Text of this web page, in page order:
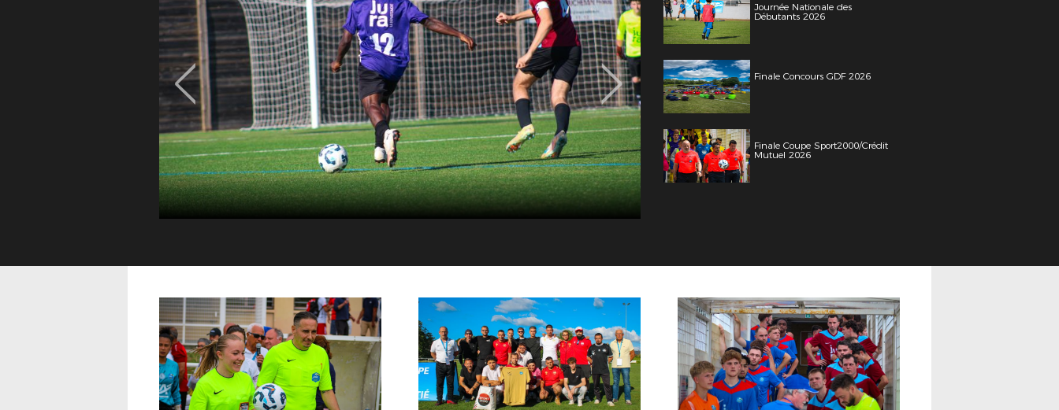
Journée Nationale des
Débutants 2026
Finale Concours GDF 2026
Finale Coupe Sport2000/Crédit
Mutuel 2026